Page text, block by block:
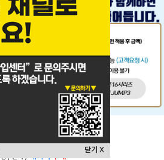
행사모델 닫기 X
닫기 X